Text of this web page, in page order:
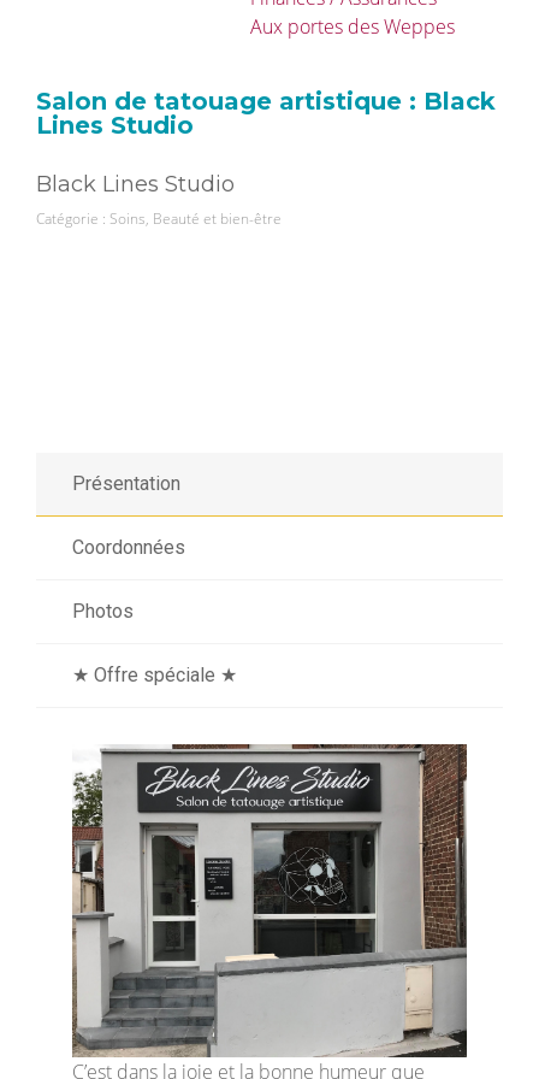
Aux portes des Weppes
Salon de tatouage artistique : Black
Lines Studio
Black Lines Studio
Catégorie : Soins, Beauté et bien-être
Présentation
Coordonnées
Photos
★ Offre spéciale ★
C’est dans la joie et la bonne humeur que